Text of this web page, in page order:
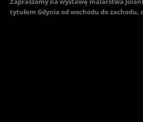
tytułem Gdynia od wschodu do zachodu,